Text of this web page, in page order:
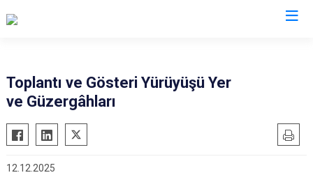
Akyurt
Altındağ
Bala
Toplantı ve Gösteri Yürüyüşü Yer
ve Güzergâhları
12.12.2025